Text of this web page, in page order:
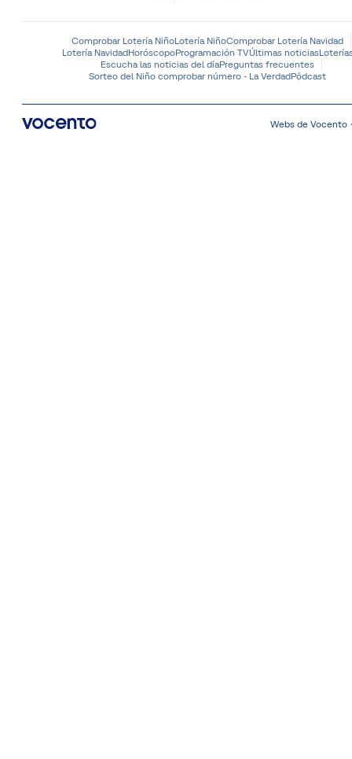
Comprobar Lotería NiñoLotería NiñoComprobar Lotería Navidad
Lotería NavidadHoróscopoProgramación TVÚltimas noticias
Escucha las noticias del díaPreguntas frecuentes
Sorteo del Niño comprobar número - La VerdadPódcast
Webs de Vocento